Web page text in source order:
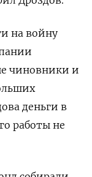
на войну
чиновники и
деньги в
работы не